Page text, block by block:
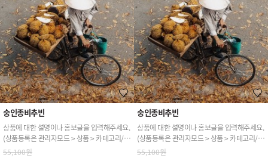
숭인종비추빈
상품에 대한 설명이나 홍보글을 입력해주세요.
(상품등록은 관리자모드 > 상품 > 카테고리/상품관리 > 상품등록 가능)
55,100원
숭인종비추빈
상품에 대한 설명이나 홍보글을 입력해주세요.
(상품등록은 관리자모드 > 상품 > 카테고리/상품관리 > 상품등록 가능)
55,100원